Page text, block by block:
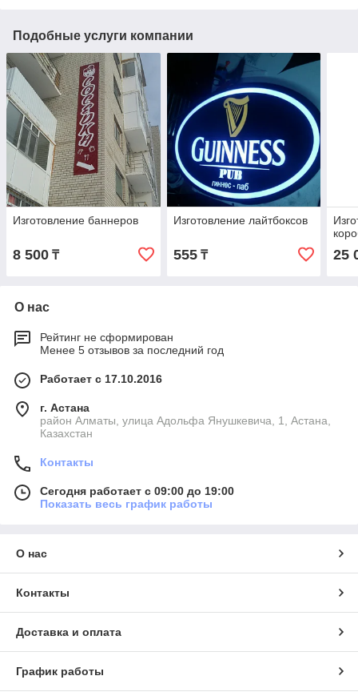
Подобные услуги компании
Изготовление баннеров
8 500 ₸
Изготовление лайтбоксов
555₸ 25
О нас
Рейтинг не сформирован
Менее 5 отзывов за последний год
Работает с 17.10.2016
г. Астана
район Алматы, улица Адольфа Янушкевича, 1, Астана,
Казахстан
Контакты
Сегодня работает с 09:00 до 19:00
Показать весь график работы
О нас
Контакты
Доставка и оплата
График работы